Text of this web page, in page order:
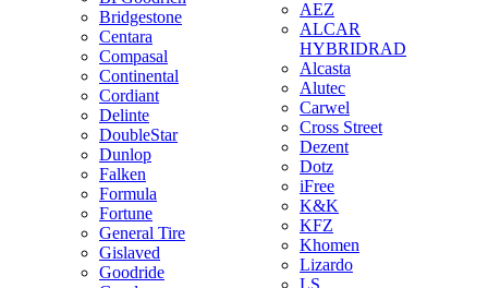
Bridgestone
Centara
Compasal
Continental
Cordiant
Delinte
DoubleStar
Dunlop
Falken
Formula
Fortune
General Tire
Gislaved
Goodride
AEZ
ALCAR
HYBRIDRAD
Alcasta
Alutec
Carwel
Cross Street
Dezent
Dotz
iFree
K&K
KFZ
Khomen
Lizardo
LS